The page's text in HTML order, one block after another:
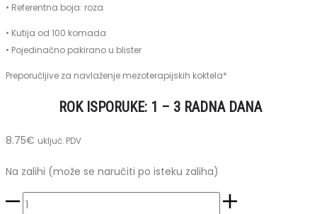
• Referentna boja: roza
• Kutija od 100 komada
• Pojedinačno pakirano u blister
Preporučljive za navlaženje mezoterapijskih koktela*
ROK ISPORUKE: 1 – 3 RADNA DANA
8.75€ uključ. PDV
Na zalihi (može se naručiti po isteku zaliha)
Igle